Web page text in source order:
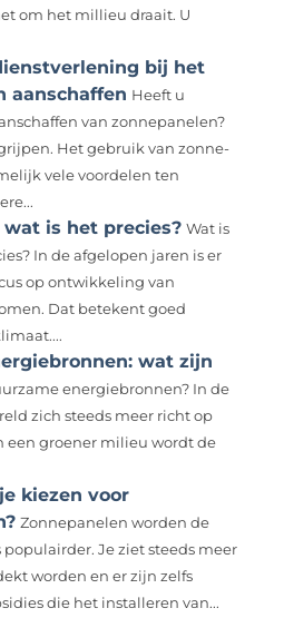
om het millieu draait. U
bij het
aanschaffen Heeft u
van zonnepanelen?
Het gebruik van zonne-
vele voordelen ten
is het precies? Wat is
In de afgelopen jaren is er
op ontwikkeling van
Dat betekent goed
wat zijn
energiebronnen? In de
zich steeds meer richt op
een groener milieu wordt de
kiezen voor
Zonnepanelen worden de
populairder. Je ziet steeds meer
worden en er zijn zelfs
die het installeren van...